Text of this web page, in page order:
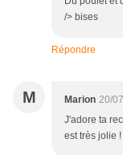
/> bises
Répondre
M Marion 20/
J'adore ta
est très jolie !